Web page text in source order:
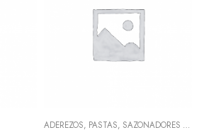
ADEREZOS, PASTAS, SAZONADORES Y CONDIMENTOS